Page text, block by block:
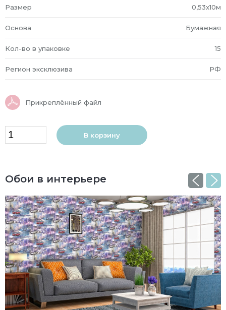
Размер 0,53x10м
Основа Бумажная
Кол-во в упаковке 15
Регион эксклюзива РФ
Прикреплённый файл
В корзину
Обои в интерьере